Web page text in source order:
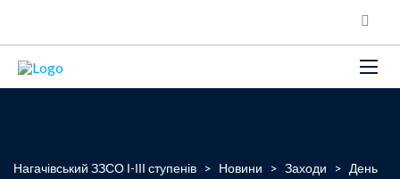
Нагачівський ЗЗСО І-ІІІ ступенів > Новини > Заходи > День